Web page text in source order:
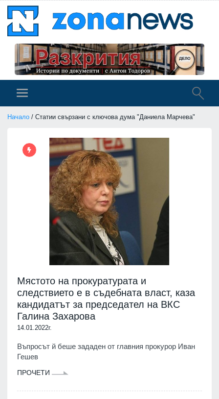
Начало / Статии свързани с ключова дума "Даниела Марчева"
Мястото на прокуратурата и
следствието е в съдебната власт, каза
кандидатът за председател на ВКС
Галина Захарова
14.01.2022г.
Въпросът й беше зададен от главния прокурор Иван
Гешев
ПРОЧЕТИ